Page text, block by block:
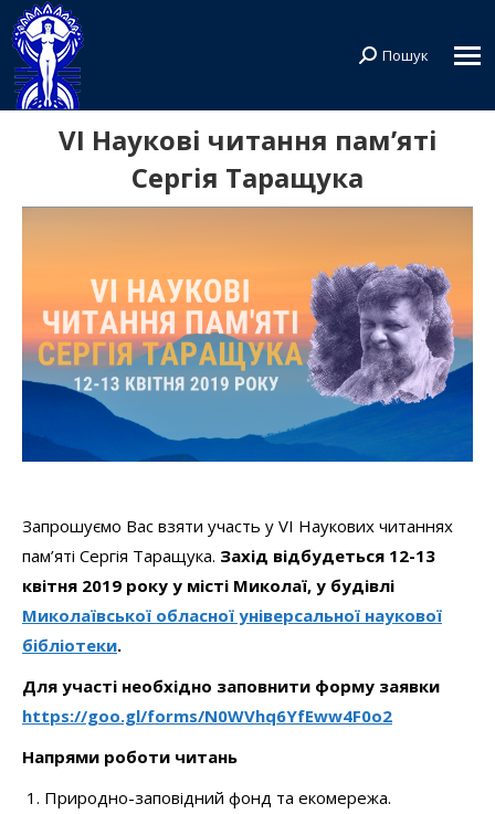
Search:
Пошук
VІ Наукові читання пам’яті
Сергія Таращука
Запрошуємо Вас взяти участь у VІ Наукових читаннях
пам’яті Сергія Таращука. Захід відбудеться 12-13
квітня 2019 року у місті Миколаї, у будівлі
Миколаївської обласної універсальної наукової
бібліотеки.
Для участі необхідно заповнити форму заявки
https://goo.gl/forms/N0WVhq6YfEww4F0o2
Напрями роботи читань
Природно-заповідний фонд та екомережа.